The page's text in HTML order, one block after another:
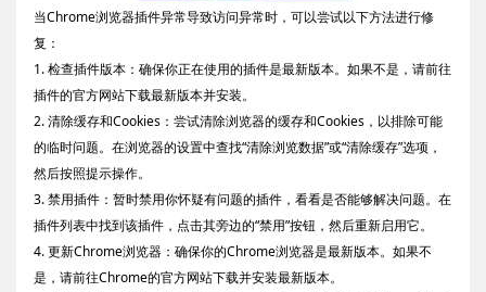
当Chrome浏览器插件异常导致访问异常时，可以尝试以下方法进行修
复：
1. 检查插件版本：确保你正在使用的插件是最新版本。如果不是，请前往
插件的官方网站下载最新版本并安装。
2. 清除缓存和Cookies：尝试清除浏览器的缓存和Cookies，以排除可能
的临时问题。在浏览器的设置中查找“清除浏览数据”或“清除缓存”选项，
然后按照提示操作。
3. 禁用插件：暂时禁用你怀疑有问题的插件，看看是否能够解决问题。在
插件列表中找到该插件，点击其旁边的“禁用”按钮，然后重新启用它。
4. 更新Chrome浏览器：确保你的Chrome浏览器是最新版本。如果不
是，请前往Chrome的官方网站下载并安装最新版本。